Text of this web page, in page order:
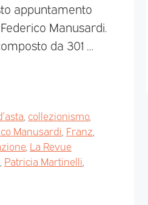
appuntamento
Manusardi.
da 301 …
collezionismo,
Manusardi Franz
, La Revue
Patricia Martinelli